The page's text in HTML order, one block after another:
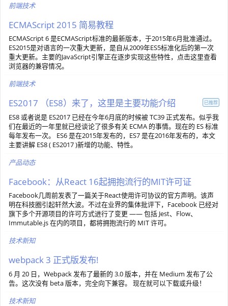
前端技术
ECMAScript 2015 简易教程
ECMAScript 6 是ECMAScript标准的最新版本，于2015年6月批准通过。
ES2015是对语言的一次重大更新，是自从2009年ES5标准化后的第一次
重大更新。主要的JavaScript引擎正在逐步实现这些特性，点击这里查看
浏览器的兼容情况。
前端技术
已推荐
ES2017 （ES8）来了，这里是主要功能介绍
ES8 或者说是 ES2017 已经在今年6月底的时候被 TC39 正式发布。似乎我
们在最近的一年里就已经谈论了很多有关 ECMA 的事情。现在的 ES 标准
每年发布一次。 ES6 是在2015年发布的，ES7 是在2016年发布的，本文
主要讲解 ES8 ( ES2017 )新增的功能、特性。
产品动态
Facebook：从React 16起拥抱流行的MIT许可证
Facebook几周前发表了一篇关于React使用许可协议的官方声明。该声
明在科技圈引起轩然大波。不过在业界的集体批评下，Facebook 已经对
旗下多个开源项目的许可方式进行了变更 —— 包括 Jest、Flow、
Immutable.js 在内的项目，都将拥抱流行的 MIT 许可。
技术新知
webpack 3 正式版发布!
6 月 20 日，Webpack 发布了最新的 3.0 版本，并在 Medium 发布了公
告。这次没有 beta 版本，完全向下兼容。 现在就可以下载或升级！
技术新知